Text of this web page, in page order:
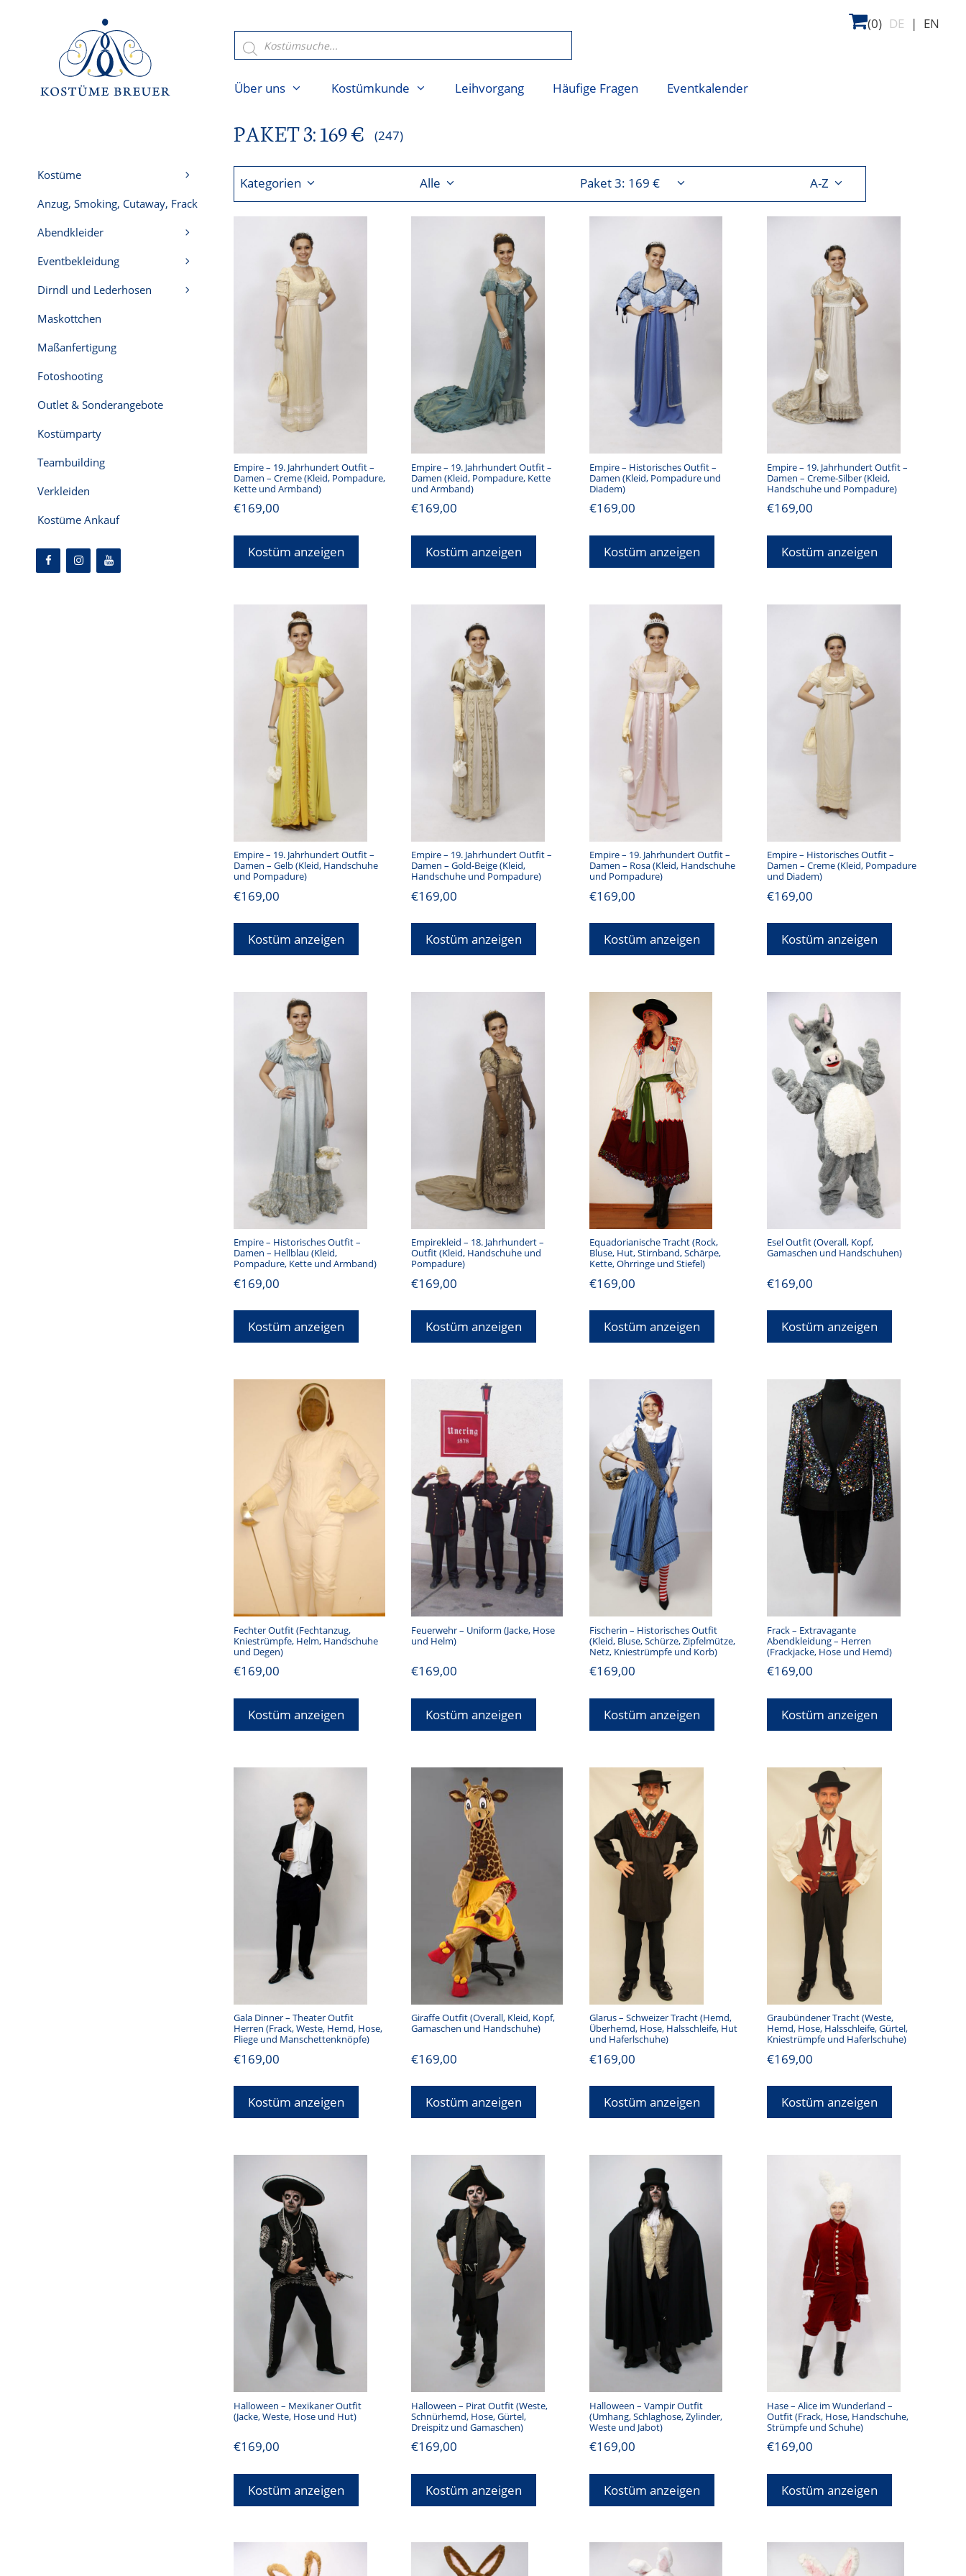
Products
search
(0) DE | EN
Über uns Kostümkunde Leihvorgang Häufige Fragen Eventkalender
PAKET 3: 169 € (247)
Kategorien Alle Paket 3: 169 € A-Z
Empire – 19. Jahrhundert Outfit –
Damen – Creme (Kleid, Pompadure,
Kette und Armband)
€169,00
Kostüm anzeigen
Empire – 19. Jahrhundert Outfit –
Damen (Kleid, Pompadure, Kette
und Armband)
€169,00
Kostüm anzeigen
Empire – Historisches Outfit –
Damen (Kleid, Pompadure und
Diadem)
€169,00
Kostüm anzeigen
Empire – 19. Jahrhundert Outfit –
Damen – Creme-Silber (Kleid,
Handschuhe und Pompadure)
€169,00
Kostüm anzeigen
Empire – 19. Jahrhundert Outfit –
Damen – Gelb (Kleid, Handschuhe
und Pompadure)
€169,00
Kostüm anzeigen
Empire – 19. Jahrhundert Outfit –
Damen – Gold-Beige (Kleid,
Handschuhe und Pompadure)
€169,00
Kostüm anzeigen
Empire – 19. Jahrhundert Outfit –
Damen – Rosa (Kleid, Handschuhe
und Pompadure)
€169,00
Kostüm anzeigen
Empire – Historisches Outfit –
Damen – Creme (Kleid, Pompadure
und Diadem)
€169,00
Kostüm anzeigen
Empire – Historisches Outfit –
Damen – Hellblau (Kleid,
Pompadure, Kette und Armband)
€169,00
Kostüm anzeigen
Empirekleid – 18. Jahrhundert –
Outfit (Kleid, Handschuhe und
Pompadure)
€169,00
Kostüm anzeigen
Equadorianische Tracht (Rock,
Bluse, Hut, Stirnband, Schärpe,
Kette, Ohrringe und Stiefel)
€169,00
Kostüm anzeigen
Esel Outfit (Overall, Kopf,
Gamaschen und Handschuhen)
€169,00
Kostüm anzeigen
Fechter Outfit (Fechtanzug,
Kniestrümpfe, Helm, Handschuhe
und Degen)
€169,00
Kostüm anzeigen
Feuerwehr – Uniform (Jacke, Hose
und Helm)
€169,00
Kostüm anzeigen
Fischerin – Historisches Outfit
(Kleid, Bluse, Schürze, Zipfelmütze,
Netz, Kniestrümpfe und Korb)
€169,00
Kostüm anzeigen
Frack – Extravagante
Abendkleidung – Herren
(Frackjacke, Hose und Hemd)
€169,00
Kostüm anzeigen
Gala Dinner – Theater Outfit
Herren (Frack, Weste, Hemd, Hose,
Fliege und Manschettenknöpfe)
€169,00
Kostüm anzeigen
Giraffe Outfit (Overall, Kleid, Kopf,
Gamaschen und Handschuhe)
€169,00
Kostüm anzeigen
Glarus – Schweizer Tracht (Hemd,
Überhemd, Hose, Halsschleife, Hut
und Haferlschuhe)
€169,00
Kostüm anzeigen
Graubündener Tracht (Weste,
Hemd, Hose, Halsschleife, Gürtel,
Kniestrümpfe und Haferlschuhe)
€169,00
Kostüm anzeigen
Halloween – Mexikaner Outfit
(Jacke, Weste, Hose und Hut)
€169,00
Kostüm anzeigen
Halloween – Pirat Outfit (Weste,
Schnürhemd, Hose, Gürtel,
Dreispitz und Gamaschen)
€169,00
Kostüm anzeigen
Halloween – Vampir Outfit
(Umhang, Schlaghose, Zylinder,
Weste und Jabot)
€169,00
Kostüm anzeigen
Hase – Alice im Wunderland –
Outfit (Frack, Hose, Handschuhe,
Strümpfe und Schuhe)
€169,00
Kostüm anzeigen
Kostüme
Anzug, Smoking, Cutaway, Frack
Abendkleider
Eventbekleidung
Dirndl und Lederhosen
Maskottchen
Maßanfertigung
Fotoshooting
Outlet & Sonderangebote
Kostümparty
Teambuilding
Verkleiden
Kostüme Ankauf